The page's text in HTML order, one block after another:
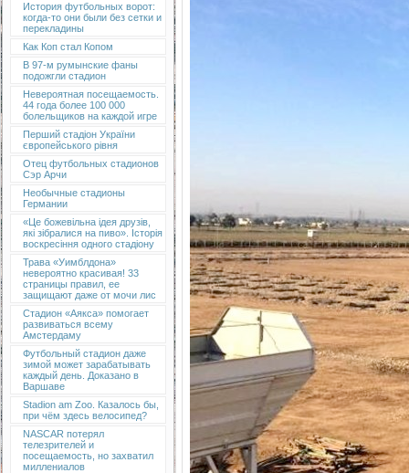
История футбольных ворот:
когда-то они были без сетки и
перекладины
Как Коп стал Копом
В 97-м румынские фаны
подожгли стадион
Невероятная посещаемость.
44 года более 100 000
болельщиков на каждой игре
Перший стадіон України
європейського рівня
Отец футбольных стадионов
Сэр Арчи
Необычные стадионы
Германии
«Це божевільна ідея друзів,
які зібралися на пиво». Історія
воскресіння одного стадіону
Трава «Уимблдона»
невероятно красивая! 33
страницы правил, ее
защищают даже от мочи лис
Стадион «Аякса» помогает
развиваться всему
Амстердаму
Футбольный стадион даже
зимой может зарабатывать
каждый день. Доказано в
Варшаве
Stadion am Zoo. Казалось бы,
при чём здесь велосипед?
NASCAR потерял
телезрителей и
посещаемость, но захватил
миллениалов